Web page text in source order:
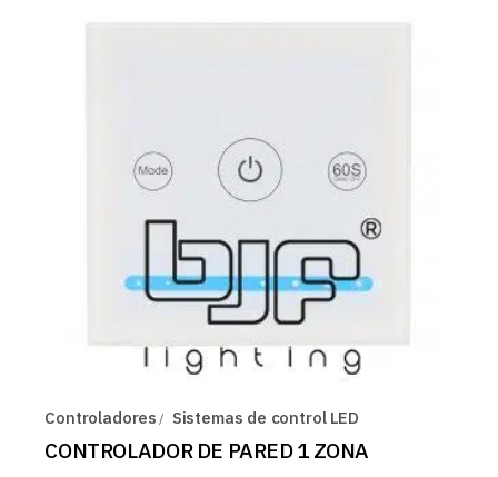
Controladores Sistemas de control LED
CONTROLADOR DE PARED 1 ZONA